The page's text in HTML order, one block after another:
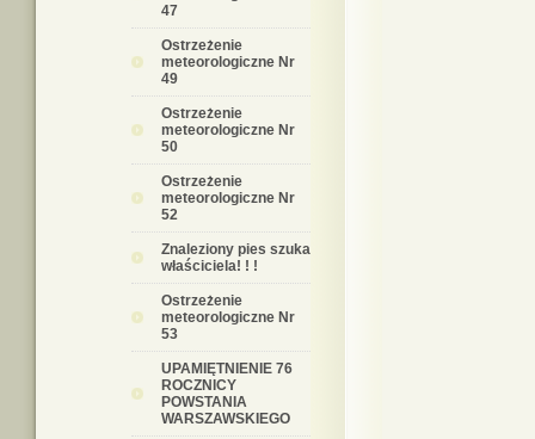
47
Ostrzeżenie
meteorologiczne Nr
49
Ostrzeżenie
meteorologiczne Nr
50
Ostrzeżenie
meteorologiczne Nr
52
Znaleziony pies szuka
właściciela! ! !
Ostrzeżenie
meteorologiczne Nr
53
UPAMIĘTNIENIE 76
ROCZNICY
POWSTANIA
WARSZAWSKIEGO